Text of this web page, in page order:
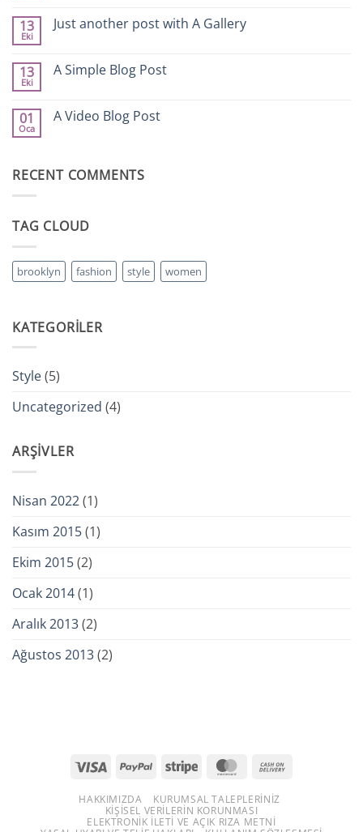
to
13
Eki
Just another post with A Gallery
another
Gallery
13
Eki
A Simple Blog Post
Simple
01
Oca
A Video Blog Post
Blog
RECENT COMMENTS
TAG CLOUD
brooklyn fashion style women
KATEGORILER
Style(5)
Uncategorized (4)
ARŞIVLER
Nisan 2022(1)
Kasım 2015(1)
Ekim 2015(2)
Ocak 2014(1)
Aralık 2013(2)
Ağustos 2013(2)
Visa PayPal Stripe MasterCard
HAKKIMIZDA
KURUMSAL TALEPLERINIZ
KIŞISEL VERILERIN KORUNMASI
ELEKTRONIK İLETI VE AÇIK RIZA METNI